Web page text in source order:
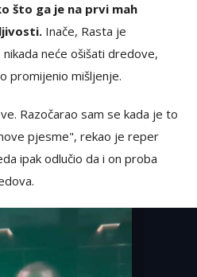
što ga je na prvi mah
Inače, Rasta je
neće ošišati dredove,
promijenio mišljenje.
Razočarao sam se kada je to
pjesme", rekao je reper
ipak odlučio da i on proba